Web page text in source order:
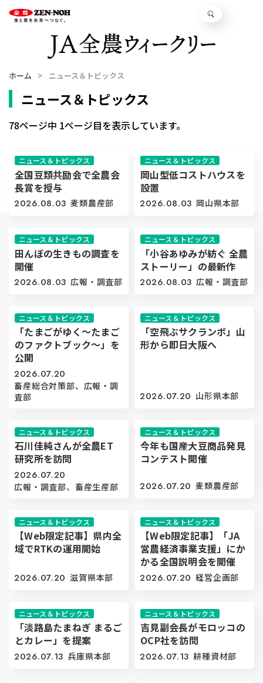
ホーム ニュース＆トピックス
ニュース＆トピックス
78ページ中 1ページ目を表示しています。
ニュース＆トピックス
全国豆類共励会で全農会
長賞を授与
2026.08.03 麦類農産部
ニュース＆トピックス
岡山型低コストハウスを
設置
2026.08.03 岡山県本部
ニュース＆トピックス
田んぼの生きもの調査を
開催
2026.08.03 広報・調査部
ニュース＆トピックス
「小谷あゆみが紡ぐ 全農
ストーリー」の最新作
2026.08.03 広報・調査部
ニュース＆トピックス
「たまごがゆく～たまご
のファクトブック～」を
公開
2026.07.20
畜産総合対策部、広報・調
査部
ニュース＆トピックス
「空飛ぶサクランボ」山
形から即日大阪へ
2026.07.20 山形県本部
ニュース＆トピックス
石川佳純さんが全農ET
研究所を訪問
2026.07.20
広報・調査部、畜産生産部
ニュース＆トピックス
今年も国産大豆商品発見
コンテスト開催
2026.07.20 麦類農産部
ニュース＆トピックス
【Web限定記事】県内全
域でRTKの運用開始
2026.07.20 滋賀県本部
ニュース＆トピックス
【Web限定記事】「JA
営農経済事業支援」にか
かる全国説明会を開催
2026.07.20 経営企画部
ニュース＆トピックス
「淡路島たまねぎ まるご
とカレー」を提案
2026.07.13 兵庫県本部
ニュース＆トピックス
吉見副会長がモロッコの
OCP社を訪問
2026.07.13 耕種資材部